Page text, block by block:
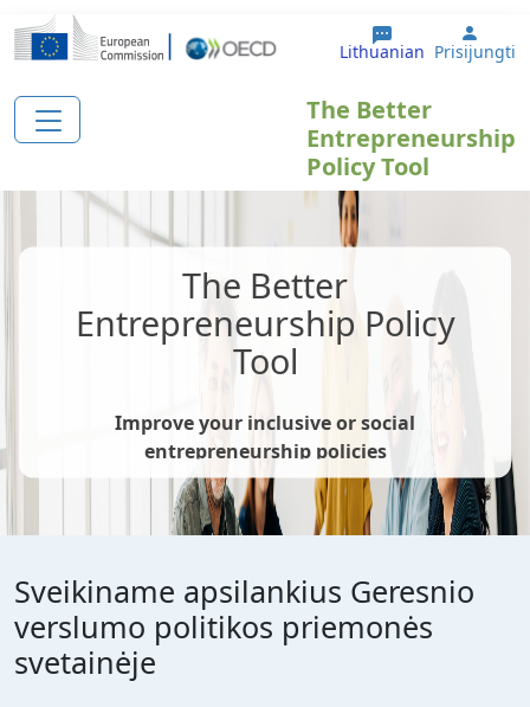
Pereiti į pagrindinį turinį
Lithuanian User
Prisijungti
The Better
Entrepreneurship
Policy Tool
The Better
Entrepreneurship Policy
Tool
Improve your inclusive or social
entrepreneurship policies
Sveikiname apsilankius Geresnio
verslumo politikos priemonės
svetainėje